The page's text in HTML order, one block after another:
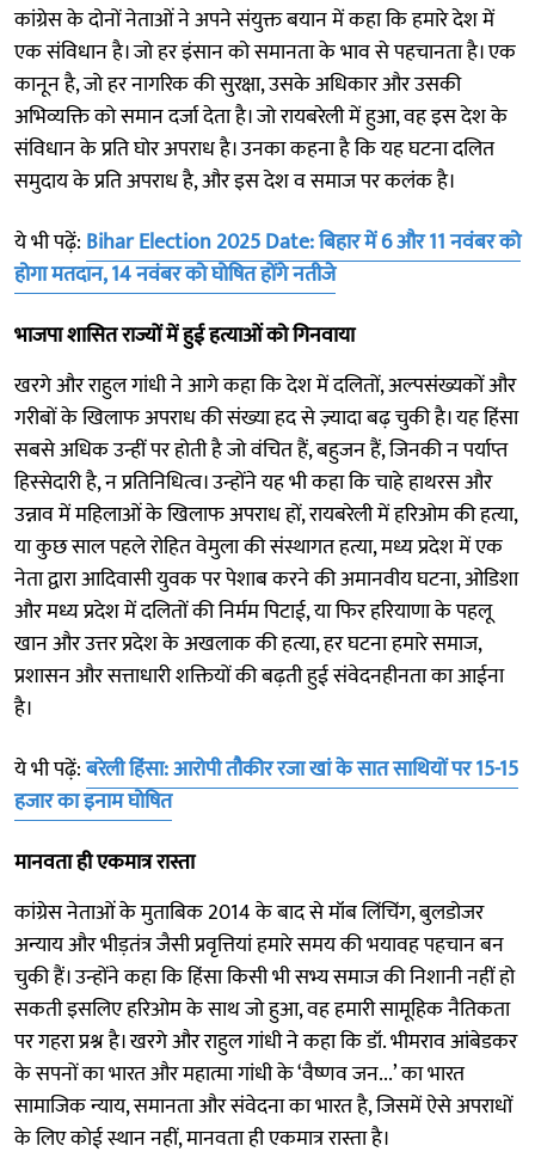
कांग्रेस के दोनों नेताओं ने अपने संयुक्त बयान में कहा कि हमारे देश में
एक संविधान है। जो हर इंसान को समानता के भाव से पहचानता है। एक
कानून है, जो हर नागरिक की सुरक्षा, उसके अधिकार और उसकी
अभिव्यक्ति को समान दर्जा देता है। जो रायबरेली में हुआ, वह इस देश के
संविधान के प्रति घोर अपराध है। उनका कहना है कि यह घटना दलित
समुदाय के प्रति अपराध है, और इस देश व समाज पर कलंक है।
ये भी पढ़ें: Bihar Election 2025 Date: बिहार में 6 और 11 नवंबर को
होगा मतदान, 14 नवंबर को घोषित होंगे नतीजे
भाजपा शासित राज्यों में हुई हत्याओं को गिनवाया
खरगे और राहुल गांधी ने आगे कहा कि देश में दलितों, अल्पसंख्यकों और
गरीबों के खिलाफ अपराध की संख्या हद से ज़्यादा बढ़ चुकी है। यह हिंसा
सबसे अधिक उन्हीं पर होती है जो वंचित हैं, बहुजन हैं, जिनकी न पर्याप्त
हिस्सेदारी है, न प्रतिनिधित्व। उन्होंने यह भी कहा कि चाहे हाथरस और
उन्नाव में महिलाओं के खिलाफ अपराध हों, रायबरेली में हरिओम की हत्या,
या कुछ साल पहले रोहित वेमुला की संस्थागत हत्या, मध्य प्रदेश में एक
नेता द्वारा आदिवासी युवक पर पेशाब करने की अमानवीय घटना, ओडिशा
और मध्य प्रदेश में दलितों की निर्मम पिटाई, या फिर हरियाणा के पहलू
खान और उत्तर प्रदेश के अखलाक की हत्या, हर घटना हमारे समाज,
प्रशासन और सत्ताधारी शक्तियों की बढ़ती हुई संवेदनहीनता का आईना
है।
ये भी पढ़ें:बरेली हिंसा: आरोपी तौकीर रजा खां के सात साथियों पर 15-15
हजार का इनाम घोषित
मानवता ही एकमात्र रास्ता
कांग्रेस नेताओं के मुताबिक 2014 के बाद से मॉब लिंचिंग, बुलडोजर
अन्याय और भीड़तंत्र जैसी प्रवृत्तियां हमारे समय की भयावह पहचान बन
चुकी हैं। उन्होंने कहा कि हिंसा किसी भी सभ्य समाज की निशानी नहीं हो
सकती इसलिए हरिओम के साथ जो हुआ, वह हमारी सामूहिक नैतिकता
पर गहरा प्रश्न है। खरगे और राहुल गांधी ने कहा कि डॉ. भीमराव आंबेडकर
के सपनों का भारत और महात्मा गांधी के ‘वैष्णव जन...’ का भारत
सामाजिक न्याय, समानता और संवेदना का भारत है, जिसमें ऐसे अपराधों
के लिए कोई स्थान नहीं, मानवता ही एकमात्र रास्ता है।